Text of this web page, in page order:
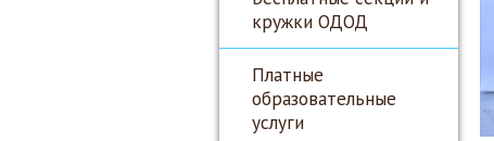
кружки ОДОД
Платные
образовательные
услуги